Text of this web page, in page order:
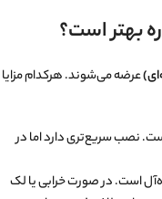
بهتر است؟
عرضه می‌شوند. هرکدام مزایا
نصب سریع‌تری دارد اما در
است. در صورت خرابی یا لک